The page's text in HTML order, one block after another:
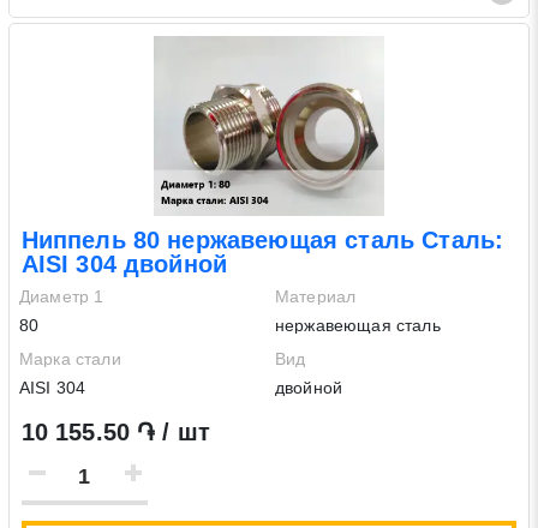
Ниппель 80 нержавеющая сталь Сталь:
AISI 304 двойной
Диаметр 1
80
Материал
нержавеющая сталь
Марка стали
AISI 304
Вид
двойной
10 155.50 ֏ / шт